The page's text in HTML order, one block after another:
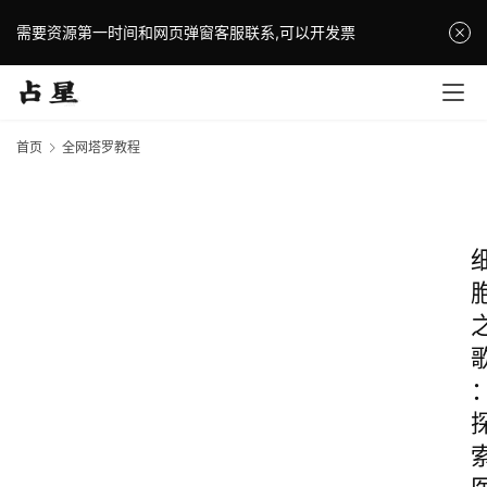
需要资源第一时间和网页弹窗客服联系,可以开发票
首页 全网塔罗教程